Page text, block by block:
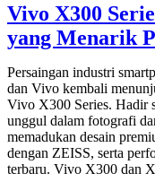
Vivo X300
yang Menarik
Persaingan industri
dan Vivo kembali
Vivo X300 Series. Hadir
unggul dalam fotografi
memadukan desain
dengan ZEISS, serta
terbaru. Vivo X300 dan